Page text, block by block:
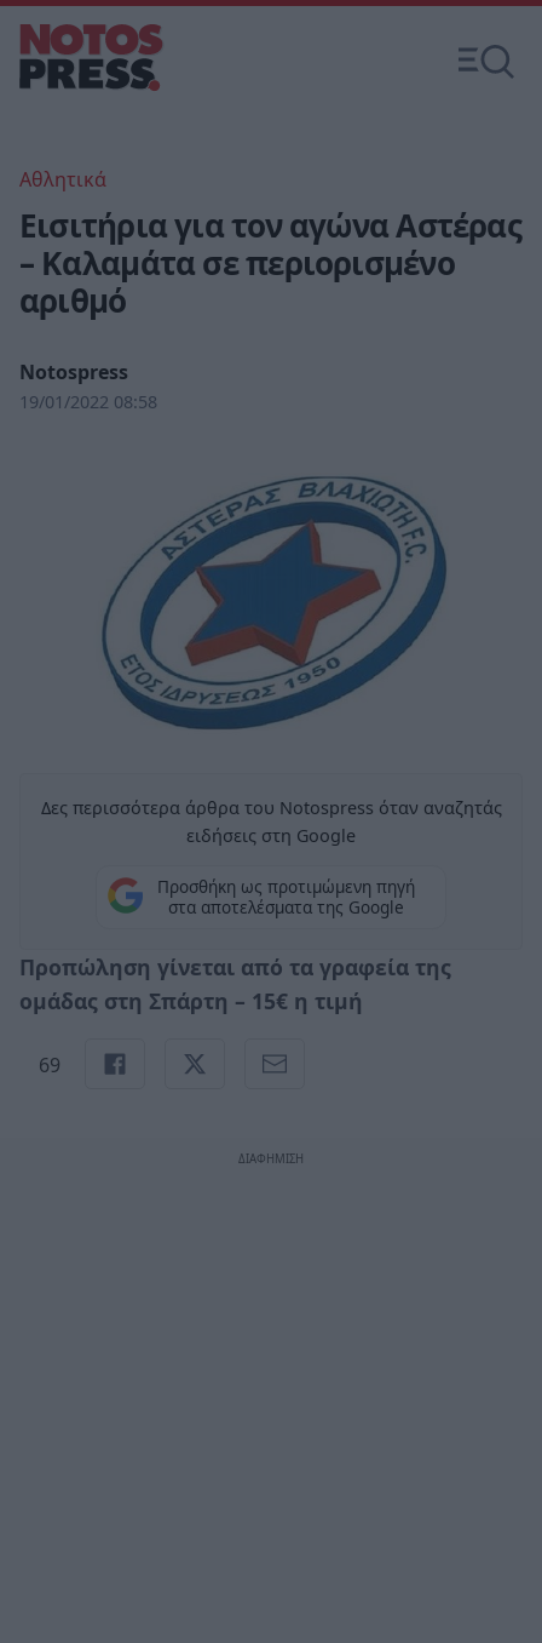
Αθλητικά
Εισιτήρια για τον αγώνα Αστέρας
– Καλαμάτα σε περιορισμένο
αριθμό
Notospress
19/01/2022 08:58
Δες περισσότερα άρθρα του Notospress όταν αναζητάς
ειδήσεις στη Google
Προσθήκη ως προτιμώμενη πηγή
στα αποτελέσματα της Google
Προπώληση γίνεται από τα γραφεία της
ομάδας στη Σπάρτη – 15€ η τιμή
69